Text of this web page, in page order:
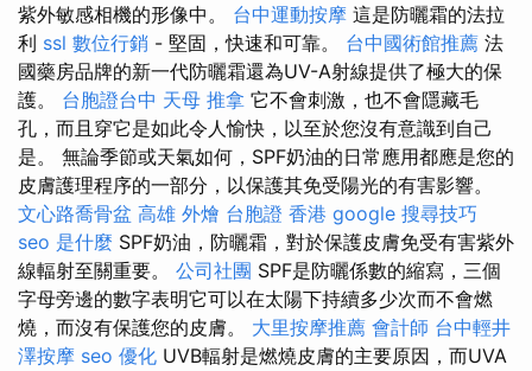
紫外敏感相機的形像中。 台中運動按摩 這是防曬霜的法拉
利 ssl 數位行銷 - 堅固，快速和可靠。 台中國術館推薦 法
國藥房品牌的新一代防曬霜還為UV-A射線提供了極大的保
護。 台胞證台中 天母 推拿 它不會刺激，也不會隱藏毛
孔，而且穿它是如此令人愉快，以至於您沒有意識到自己
是。 無論季節或天氣如何，SPF奶油的日常應用都應是您的
皮膚護理程序的一部分，以保護其免受陽光的有害影響。
文心路喬骨盆 高雄 外燴 台胞證 香港 google 搜尋技巧
seo 是什麼 SPF奶油，防曬霜，對於保護皮膚免受有害紫外
線輻射至關重要。 公司社團 SPF是防曬係數的縮寫，三個
字母旁邊的數字表明它可以在太陽下持續多少次而不會燃
燒，而沒有保護您的皮膚。 大里按摩推薦 會計師 台中輕井
澤按摩 seo 優化 UVB輻射是燃燒皮膚的主要原因，而UVA